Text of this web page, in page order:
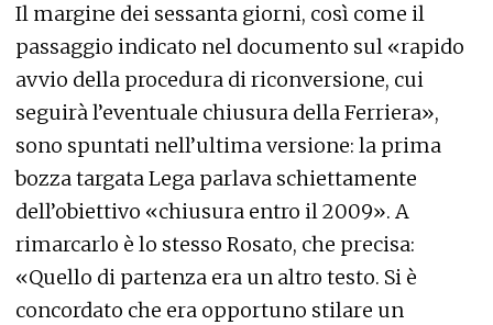
Il margine dei sessanta giorni, così come il
passaggio indicato nel documento sul «rapido
avvio della procedura di riconversione, cui
seguirà l’eventuale chiusura della Ferriera»,
sono spuntati nell’ultima versione: la prima
bozza targata Lega parlava schiettamente
dell’obiettivo «chiusura entro il 2009». A
rimarcarlo è lo stesso Rosato, che precisa:
«Quello di partenza era un altro testo. Si è
concordato che era opportuno stilare un